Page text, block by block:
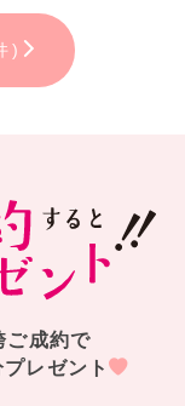
)
ご成約で
レゼント